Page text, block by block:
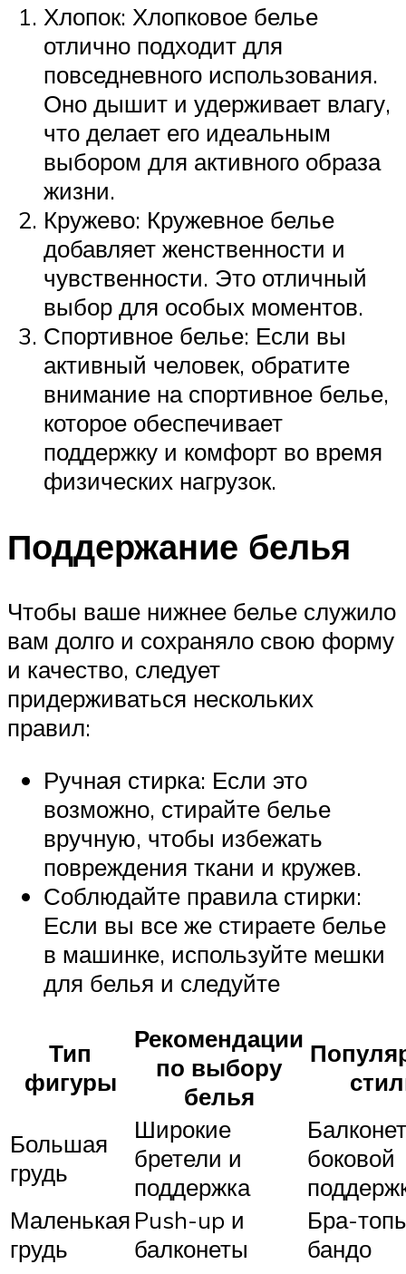
Хлопок: Хлопковое белье
отлично подходит для
повседневного использования.
Оно дышит и удерживает влагу,
что делает его идеальным
выбором для активного образа
жизни.
Кружево: Кружевное белье
добавляет женственности и
чувственности. Это отличный
выбор для особых моментов.
Спортивное белье: Если вы
активный человек, обратите
внимание на спортивное белье,
которое обеспечивает
поддержку и комфорт во время
физических нагрузок.
Поддержание белья
Чтобы ваше нижнее белье служило
вам долго и сохраняло свою форму
и качество, следует
придерживаться нескольких
правил:
Ручная стирка: Если это
возможно, стирайте белье
вручную, чтобы избежать
повреждения ткани и кружев.
Соблюдайте правила стирки:
Если вы все же стираете белье
в машинке, используйте мешки
для белья и следуйте
Тип
фигуры
Рекомендации
по выбору
белья
Большая
грудь
Широкие
бретели и
поддержка
боковой
Маленькая
грудь
Push-up и
балконеты
Бра-
бандо